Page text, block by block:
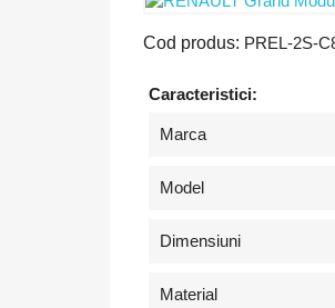
Cod produs: PREL-2S-
Caracteristici:
Marca
Model
Dimensiuni
Material